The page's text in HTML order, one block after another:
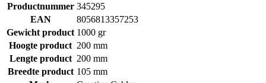
Productnummer 345295
EAN
8056813357253
Gewicht product 1000 gr
Hoogte product 200 mm
Lengte product 200 mm
Breedte product 105 mm